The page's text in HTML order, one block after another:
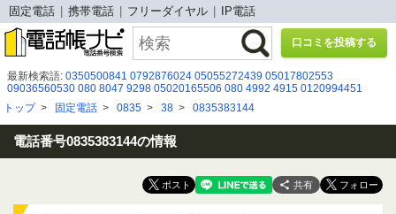
固定電話 携帯電話 フリーダイヤル IP電話
口コミを投稿する
最新検索語: 0350500841 0792876024 05055272439 05017802553
09036560530 080 8047 9298 05020165506 080 4992 4915 0120994451
070-2003-8004 0962348259
0120914671 09026310058 08078821982 03-6737-7073
0234220800 090-7452-6309 -092-303-5631 08080884073 0367377247
0366934325
トップ> 固定電話 > 0835 > 38 > 0835383144
電話番号0835383144の情報
共有